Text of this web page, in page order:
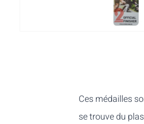
Ces médailles
se trouve du